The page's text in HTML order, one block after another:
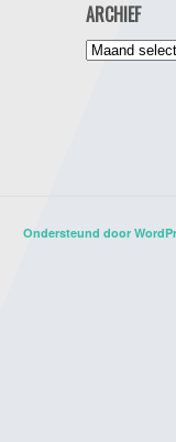
ARCHIEF
Archief
Ondersteund door